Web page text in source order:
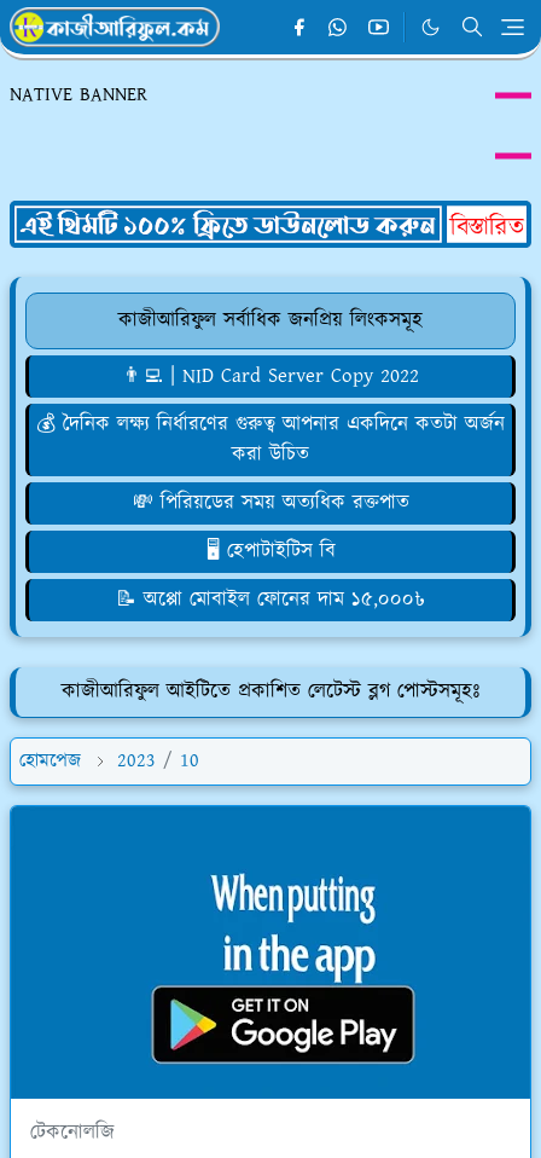
NATIVE BANNER
কাজীআরিফুল সর্বাধিক জনপ্রিয় লিংকসমূহ
👨‍💻 | NID Card Server Copy 2022
💰 দৈনিক লক্ষ্য নির্ধারণের গুরুত্ব আপনার একদিনে কতটা অর্জন
করা উচিত
💸 পিরিয়ডের সময় অত্যধিক রক্তপাত
🖥️ হেপাটাইটিস বি
📝 অপ্পো মোবাইল ফোনের দাম ১৫,০০০৳
কাজীআরিফুল আইটিতে প্রকাশিত লেটেস্ট ব্লগ পোস্টসমূহঃ
হোমপেজ 2023 / 10
টেকনোলজি